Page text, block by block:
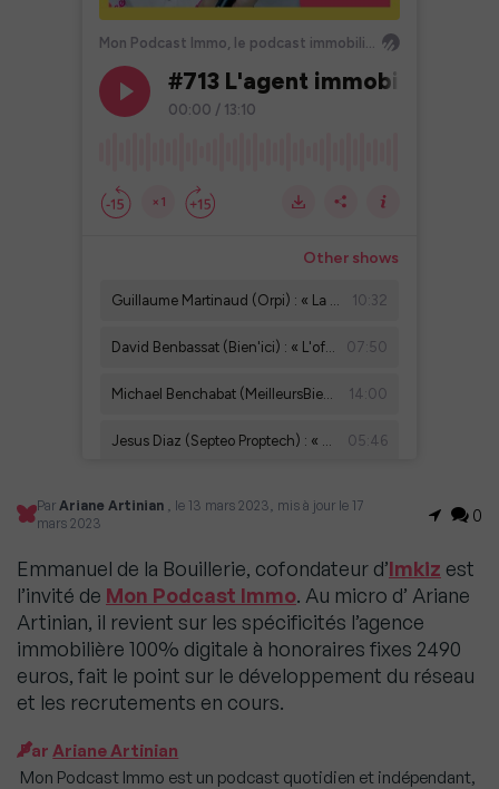
Par Ariane Artinian , le 13 mars 2023, mis à jour le 17
mars 2023
0
Emmanuel de la Bouillerie, cofondateur d’Imkiz est
l’invité de Mon Podcast Immo. Au micro d’ Ariane
Artinian, il revient sur les spécificités l’agence
immobilière 100% digitale à honoraires fixes 2490
euros, fait le point sur le développement du réseau
et les recrutements en cours.
ParAriane Artinian
Mon Podcast Immo est un podcast quotidien et indépendant,